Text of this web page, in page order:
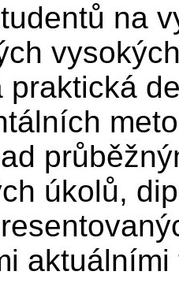
na
praktická
úkolů,
aktuálními